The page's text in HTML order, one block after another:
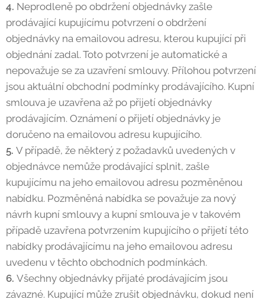
4. Neprodleně po obdržení objednávky zašle
prodávající kupujícímu potvrzení o obdržení
objednávky na emailovou adresu, kterou kupující při
objednání zadal. Toto potvrzení je automatické a
nepovažuje se za uzavření smlouvy. Přílohou potvrzení
jsou aktuální obchodní podmínky prodávajícího. Kupní
smlouva je uzavřena až po přijetí objednávky
prodávajícím. Oznámení o přijetí objednávky je
doručeno na emailovou adresu kupujícího.
5. V případě, že některý z požadavků uvedených v
objednávce nemůže prodávající splnit, zašle
kupujícímu na jeho emailovou adresu pozměněnou
nabídku. Pozměněná nabídka se považuje za nový
návrh kupní smlouvy a kupní smlouva je v takovém
případě uzavřena potvrzením kupujícího o přijetí této
nabídky prodávajícímu na jeho emailovou adresu
uvedenu v těchto obchodních podmínkách.
6. Všechny objednávky přijaté prodávajícím jsou
závazné. Kupující může zrušit objednávku, dokud není